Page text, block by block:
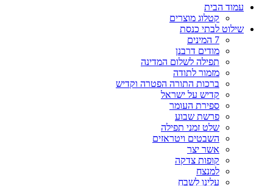
עמוד הבית
קטלוג מוצרים
שילוט לבתי כנסת
7 המינים
מודים דרבנן
תפילה לשלום המדינה
מזמור לתודה
ברכות התורה הפטרה וקדיש
קדיש על ישראל
ספירת העומר
פרשת שבוע
שלט זמני תפילה
השבטים ויטראזים
אשר יצר
קופות צדקה
למנצח
עלינו לשבח